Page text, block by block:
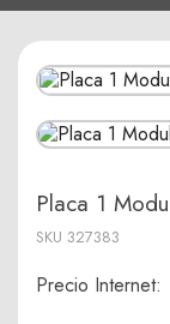
Placa 1
SKU 327383
Precio Internet: